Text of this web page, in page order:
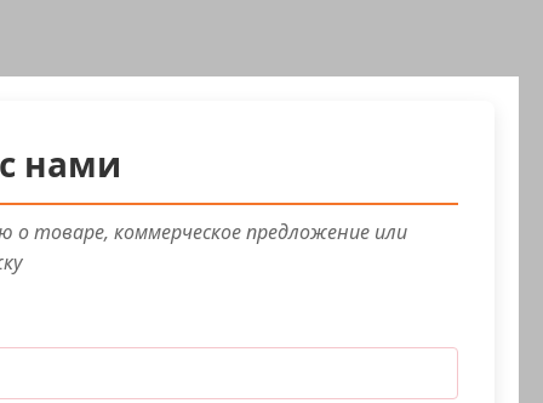
нами
товаре, коммерческое предложение или